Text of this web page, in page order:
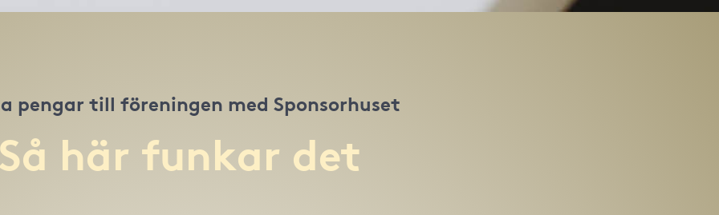
pengar till föreningen med Sponsorhuset
här funkar det